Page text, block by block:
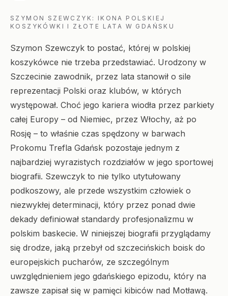
SZYMON SZEWCZYK: IKONA POLSKIEJ
KOSZYKÓWKI I ZŁOTE LATA W GDAŃSKU
Szymon Szewczyk to postać, której w polskiej
koszykówce nie trzeba przedstawiać. Urodzony w
Szczecinie zawodnik, przez lata stanowił o sile
reprezentacji Polski oraz klubów, w których
występował. Choć jego kariera wiodła przez parkiety
całej Europy – od Niemiec, przez Włochy, aż po
Rosję – to właśnie czas spędzony w barwach
Prokomu Trefla Gdańsk pozostaje jednym z
najbardziej wyrazistych rozdziałów w jego sportowej
biografii. Szewczyk to nie tylko utytułowany
podkoszowy, ale przede wszystkim człowiek o
niezwykłej determinacji, który przez ponad dwie
dekady definiował standardy profesjonalizmu w
polskim baskecie. W niniejszej biografii przyglądamy
się drodze, jaką przebył od szczecińskich boisk do
europejskich pucharów, ze szczególnym
uwzględnieniem jego gdańskiego epizodu, który na
zawsze zapisał się w pamięci kibiców nad Motławą.